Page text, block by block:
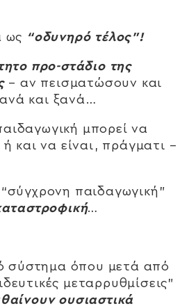
ως “οδυνηρό τέλος”!
προ-στάδιο της
– αν πεισματώσουν και
και ξανά…
μπορεί να
και να είναι, πράγματι –
παιδαγωγική”
…
σύστημα όπου μετά από
μεταρρυθμίσεις”
ουσιαστικά